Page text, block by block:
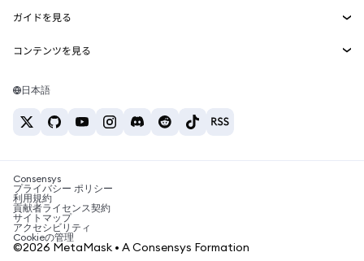
Snaps
Web3サービス
セキュリティ
サポート
キャリア
お問い合わせ
Solanaの価格
Tetherの価格
ETH→USD
USDT→INR
BTC→INR
ETH→USDT
ガイドを見る
ETHの購入
USDTの購入
SHIBの購入
BNBの購入
コンテンツを見る
Solanaウォレット
税制関連ニュース
暗号資産の購入方法は？
ビットコインを売るには？
日本語
Consensys
プライバシー ポリシー
利用規約
貢献者ライセンス契約
サイトマップ
アクセシビリティ
Cookieの管理
©2026 MetaMask • A Consensys Formation